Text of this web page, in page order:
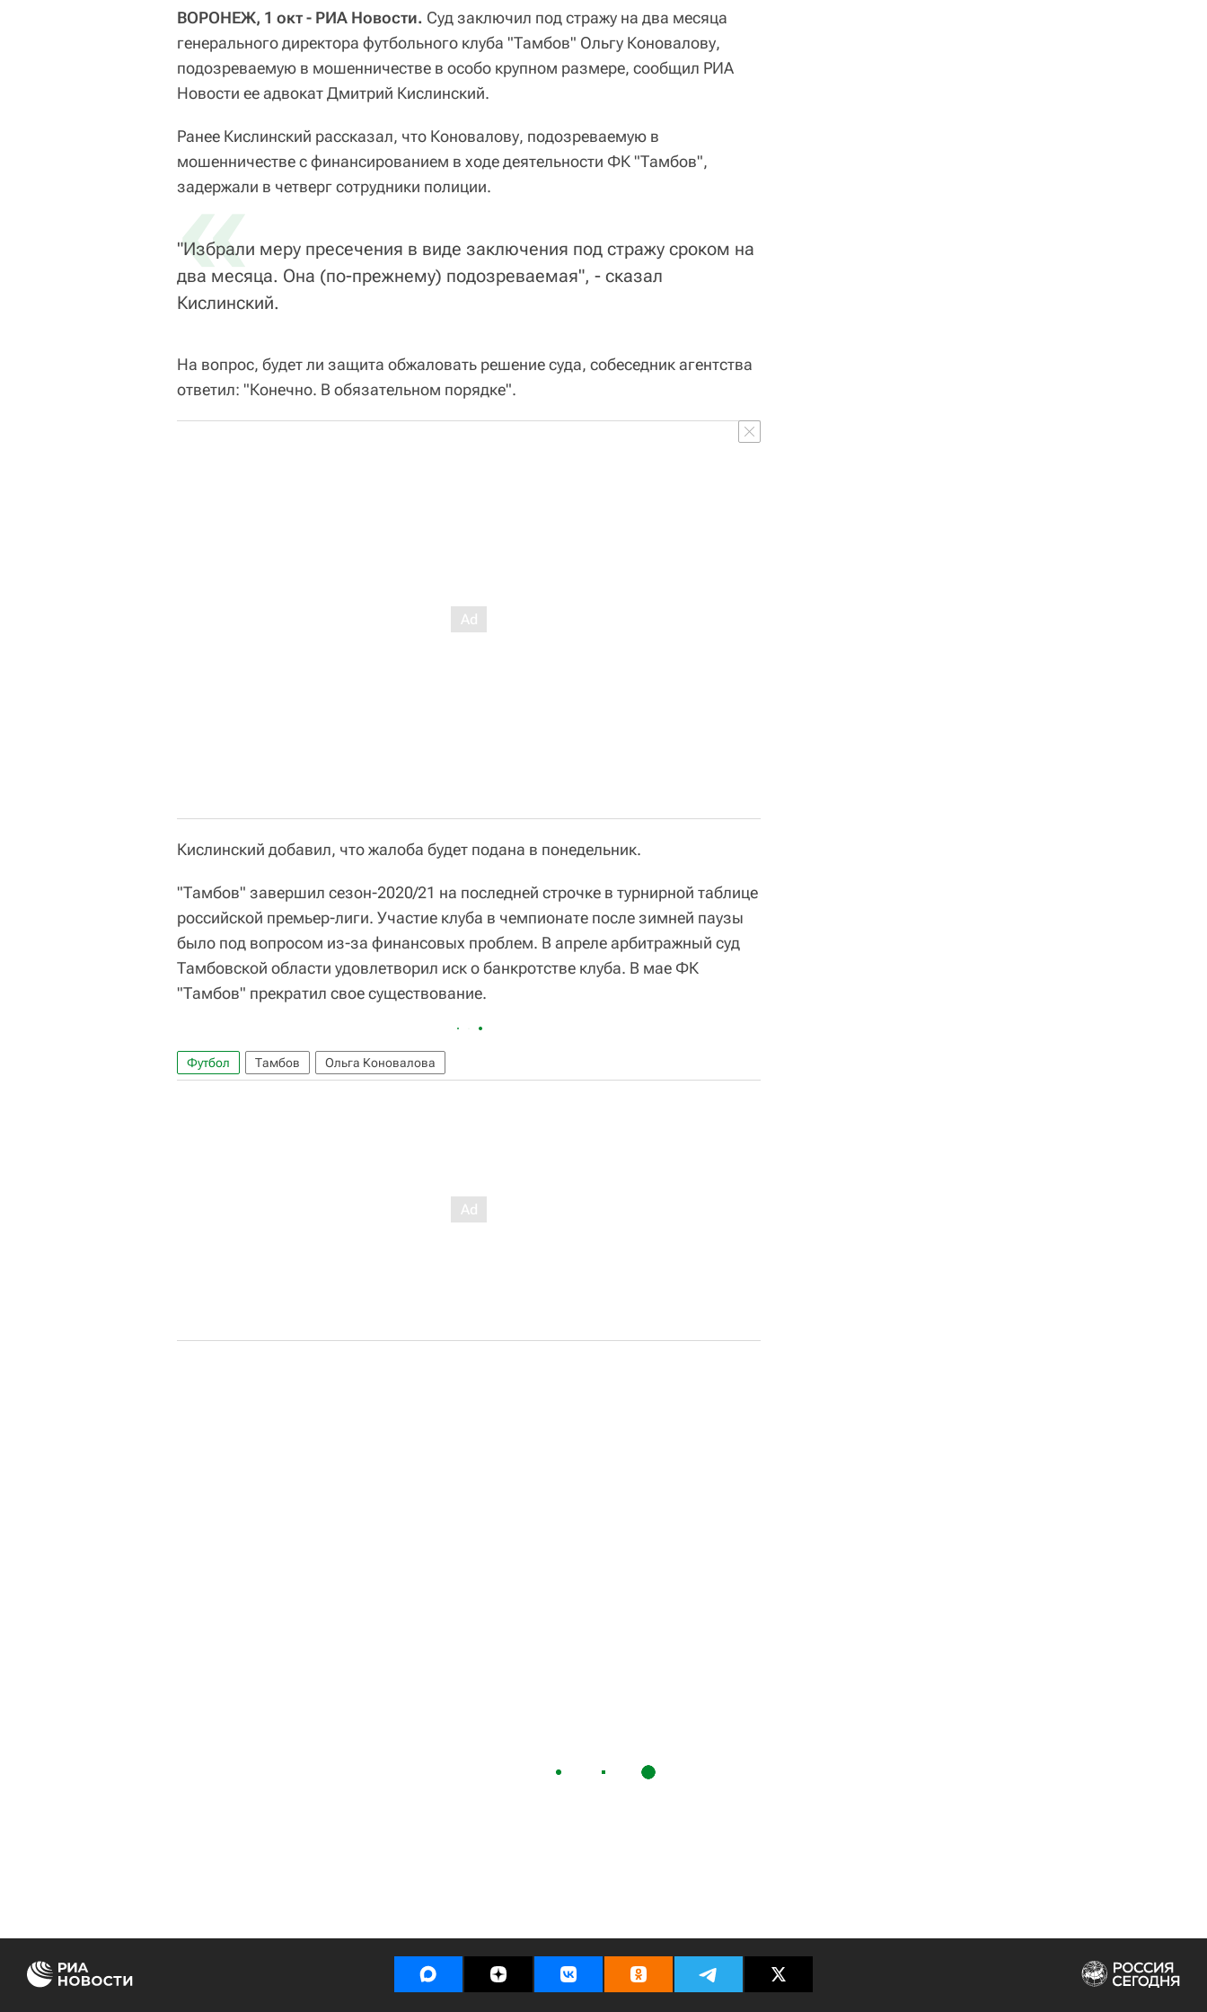
ВОРОНЕЖ, 1 окт - РИА Новости. Суд заключил под стражу на два месяца
генерального директора футбольного клуба "Тамбов" Ольгу Коновалову,
подозреваемую в мошенничестве в особо крупном размере, сообщил РИА
Новости ее адвокат Дмитрий Кислинский.
Ранее Кислинский рассказал, что Коновалову, подозреваемую в
мошенничестве с финансированием в ходе деятельности ФК "Тамбов",
задержали в четверг сотрудники полиции.
«
"Избрали меру пресечения в виде заключения под стражу сроком на
два месяца. Она (по-прежнему) подозреваемая", - сказал
Кислинский.
На вопрос, будет ли защита обжаловать решение суда, собеседник агентства
ответил: "Конечно. В обязательном порядке".
Кислинский добавил, что жалоба будет подана в понедельник.
"Тамбов" завершил сезон-2020/21 на последней строчке в турнирной таблице
российской премьер-лиги. Участие клуба в чемпионате после зимней паузы
было под вопросом из-за финансовых проблем. В апреле арбитражный суд
Тамбовской области удовлетворил иск о банкротстве клуба. В мае ФК
"Тамбов" прекратил свое существование.
Футбол Тамбов Ольга Коновалова